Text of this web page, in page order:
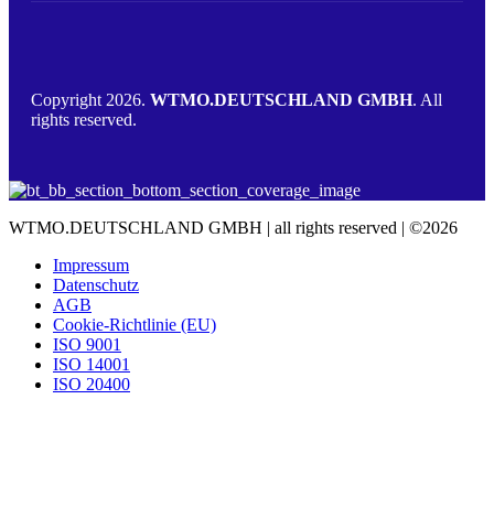
Copyright 2026. WTMO.DEUTSCHLAND GMBH. All
rights reserved.
WTMO.DEUTSCHLAND GMBH | all rights reserved | ©2026
Impressum
Datenschutz
AGB
Cookie-Richtlinie (EU)
ISO 9001
ISO 14001
ISO 20400